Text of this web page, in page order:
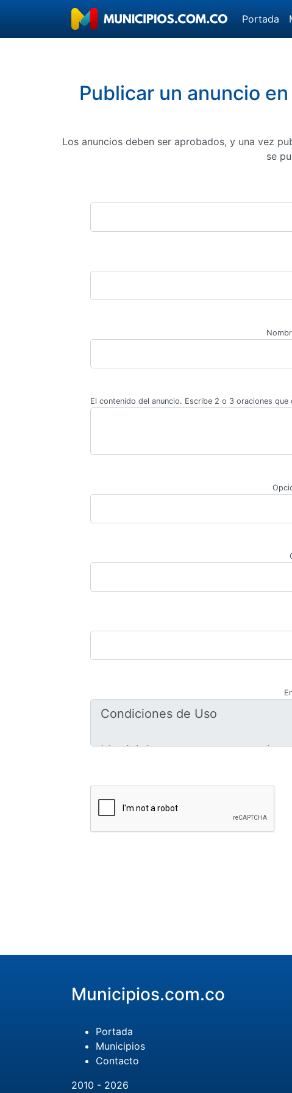
Portada
Publicar un anuncio
Los anuncios deben ser aprobados, y una vez
se
El contenido del anuncio. Escribe 2 o 3 oraciones
Municipios.com.co
Portada
Municipios
Contacto
2010 - 2026